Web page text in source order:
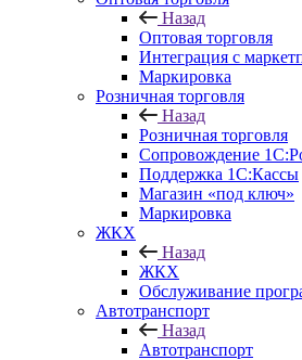
Назад
Оптовая торговля
Интеграция с
Маркировка
Розничная торговля
Назад
Розничная торговля
Сопровождение
Поддержка 1С:Кассы
Магазин «под ключ»
Маркировка
ЖКХ
Назад
ЖКХ
Обслуживание
Автотранспорт
Назад
Автотранспорт